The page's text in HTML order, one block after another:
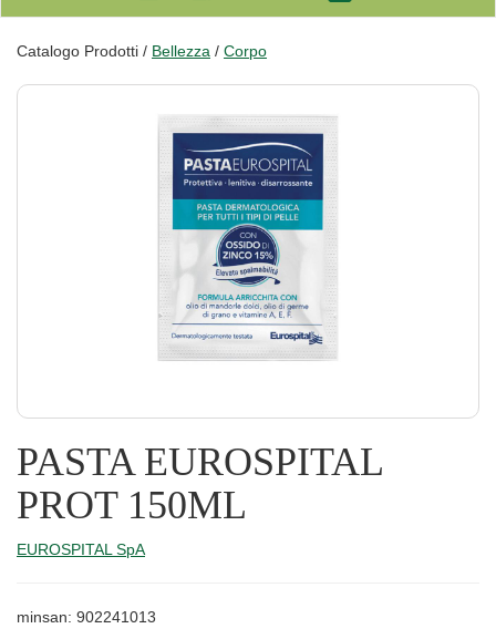
Catalogo Prodotti / Bellezza / Corpo
PASTA EUROSPITAL
PROT 150ML
EUROSPITAL SpA
minsan: 902241013